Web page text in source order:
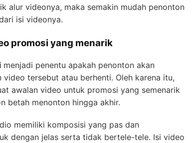
alur videonya, maka semakin mudah penonton
isi videonya.
promosi yang menarik
menjadi penentu apakah penonton akan
video tersebut atau berhenti. Oleh karena itu,
awalan video untuk promosi yang semenarik
betah menonton hingga akhir.
memiliki komposisi yang pas dan
dengan jelas serta tidak bertele-tele. Isi video